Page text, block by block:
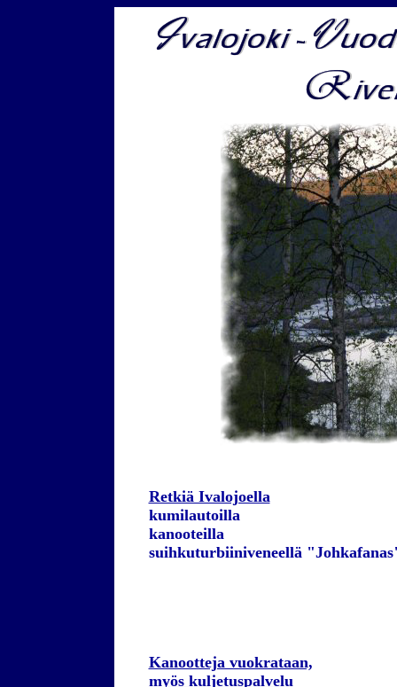
Retkiä Ivalojoella
kumilautoilla
kanooteilla
suihkuturbiiniveneellä
Kanootteja vuokrataan,
myös kuljetuspalvelu